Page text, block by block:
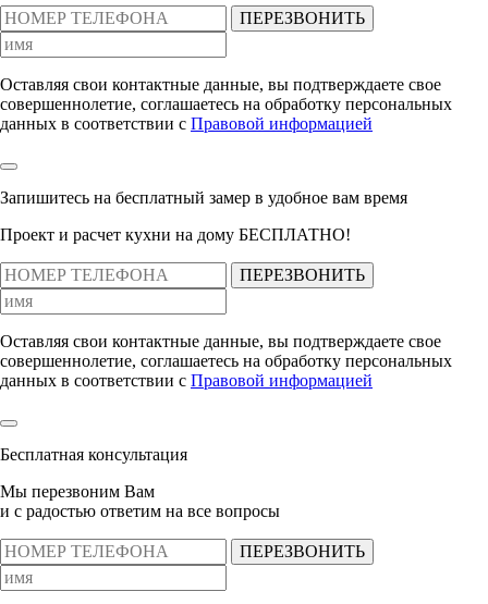
ПЕРЕЗВОНИТЬ
Оставляя свои контактные данные, вы подтверждаете свое
совершеннолетие, соглашаетесь на обработку персональных
данных в соответствии с Правовой информацией
Запишитесь на бесплатный замер в удобное вам время
Проект и расчет кухни на дому БЕСПЛАТНО!
ПЕРЕЗВОНИТЬ
Оставляя свои контактные данные, вы подтверждаете свое
совершеннолетие, соглашаетесь на обработку персональных
данных в соответствии с Правовой информацией
Бесплатная консультация
Мы перезвоним Вам
и с радостью ответим на все вопросы
ПЕРЕЗВОНИТЬ